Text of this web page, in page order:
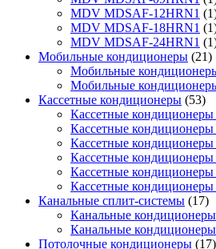
MDV MDSAF-12HRN1
MDV MDSAF-18HRN1
MDV MDSAF-24HRN1
Мобильные кондиционеры (21)
Мобильные
Мобильные
Кассетные кондиционеры (53)
Кассетные
Кассетные кондиционеры
Кассетные кондиционеры
Кассетные
Кассетные кондиционеры
Кассетные кондиционеры
Канальные сплит-системы (17)
Канальные кондиционеры
Канальные
Потолочные кондиционеры (17)